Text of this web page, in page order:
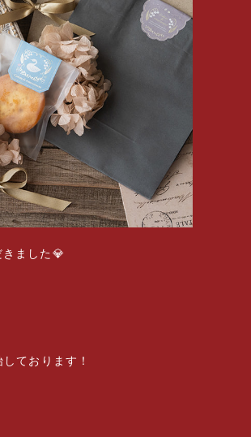
ました💎
ております！